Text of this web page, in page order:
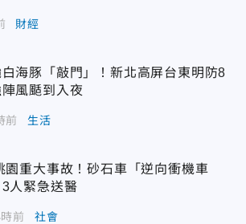
財經
白海豚「敲門」！新北高屏台東明防8
風颳到入夜
前 生活
園重大事故！砂石車「逆向衝機車
人緊急送醫
前 社會